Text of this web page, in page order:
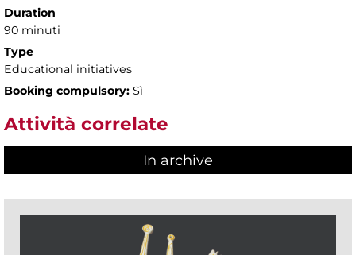
Duration
90 minuti
Type
Educational initiatives
Booking compulsory: Sì
Attività correlate
In archive